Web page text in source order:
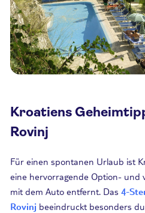
Kroatiens
Rovinj
Für einen spontanen Urlaub ist
eine hervorragende Option- und
mit dem Auto entfernt. Das 4-
Rovinj beeindruckt besonders